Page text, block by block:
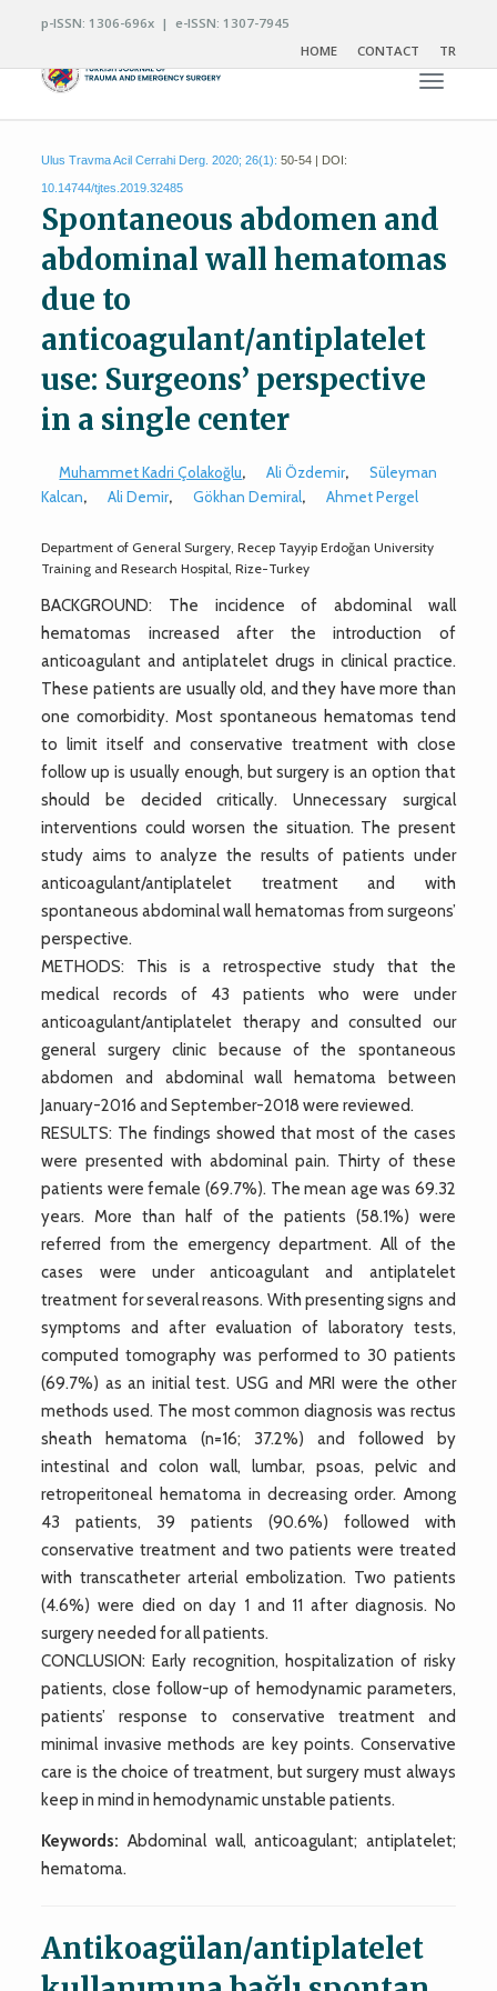
p-ISSN: 1306-696x | e-ISSN: 1307-7945
HOME
CONTACT TR
Toggle
Ulus Travma Acil Cerrahi Derg. 2020; 26(1): 50-54 | DOI:
10.14744/tjtes.2019.32485
Spontaneous abdomen and
abdominal wall hematomas
due to
anticoagulant/antiplatelet
use: Surgeons’ perspective
in a single center
Muhammet Kadri Çolakoğlu, Ali Özdemir,
Süleyman
Kalcan, Ali Demir, Gökhan Demiral, Ahmet Pergel
Department of General Surgery, Recep Tayyip Erdoğan University
Training and Research Hospital, Rize-Turkey
BACKGROUND: The incidence of abdominal wall
hematomas increased after the introduction of
anticoagulant and antiplatelet drugs in clinical practice.
These patients are usually old, and they have more than
one comorbidity. Most spontaneous hematomas tend
to limit itself and conservative treatment with close
follow up is usually enough, but surgery is an option that
should be decided critically. Unnecessary surgical
interventions could worsen the situation. The present
study aims to analyze the results of patients under
anticoagulant/antiplatelet treatment and with
spontaneous abdominal wall hematomas from surgeons’
perspective.
METHODS: This is a retrospective study that the
medical records of 43 patients who were under
anticoagulant/antiplatelet therapy and consulted our
general surgery clinic because of the spontaneous
abdomen and abdominal wall hematoma between
January-2016 and September-2018 were reviewed.
RESULTS: The findings showed that most of the cases
were presented with abdominal pain. Thirty of these
patients were female (69.7%). The mean age was 69.32
years. More than half of the patients (58.1%) were
referred from the emergency department. All of the
cases were under anticoagulant and antiplatelet
treatment for several reasons. With presenting signs and
symptoms and after evaluation of laboratory tests,
computed tomography was performed to 30 patients
(69.7%) as an initial test. USG and MRI were the other
methods used. The most common diagnosis was rectus
sheath hematoma (n=16; 37.2%) and followed by
intestinal and colon wall, lumbar, psoas, pelvic and
retroperitoneal hematoma in decreasing order. Among
43 patients, 39 patients (90.6%) followed with
conservative treatment and two patients were treated
with transcatheter arterial embolization. Two patients
(4.6%) were died on day 1 and 11 after diagnosis. No
surgery needed for all patients.
CONCLUSION: Early recognition, hospitalization of risky
patients, close follow-up of hemodynamic parameters,
patients’ response to conservative treatment and
minimal invasive methods are key points. Conservative
care is the choice of treatment, but surgery must always
keep in mind in hemodynamic unstable patients.
Keywords: Abdominal wall, anticoagulant; antiplatelet;
hematoma.
Antikoagülan/antiplatelet